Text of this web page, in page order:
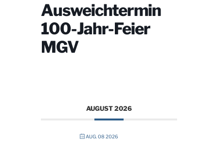
Ausweichtermin
100-Jahr-Feier
MGV
AUGUST 2026
AUG. 08 2026